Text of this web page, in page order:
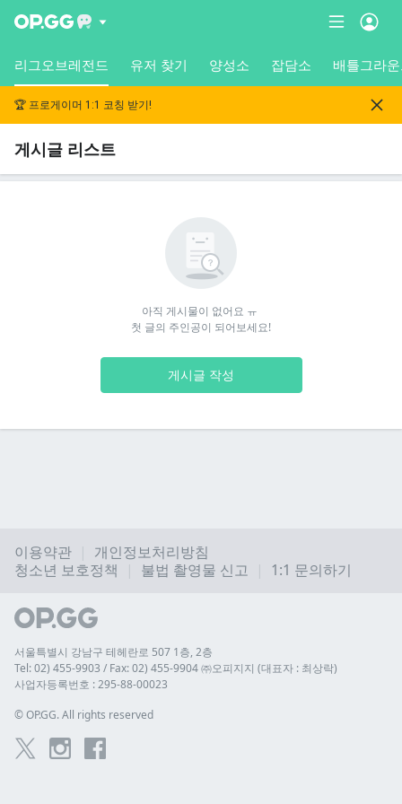
리그오브레전드 유저 찾기 양성소 잡담소 배틀그라
🏆 프로게이머 1:1 코칭 받기!
게시글 리스트
아직 게시물이 없어요 ㅠ
첫 글의 주인공이 되어보세요!
게시글 작성
이용약관
개인정보처리방침
청소년 보호정책
불법 촬영물 신고 1:1 문의하기
서울특별시 강남구 테헤란로 507 1층, 2층
Tel: 02) 455-9903 / Fax: 02) 455-9904 ㈜오피지지 (대표자 : 최상락)
사업자등록번호 : 295-88-00023
© OP.GG. All rights reserved